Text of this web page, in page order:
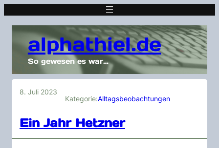
alphathiel.de
So gewesen es war…
8. Juli 2023
Kategorie:Alltagsbeobachtungen
Ein Jahr Hetzner